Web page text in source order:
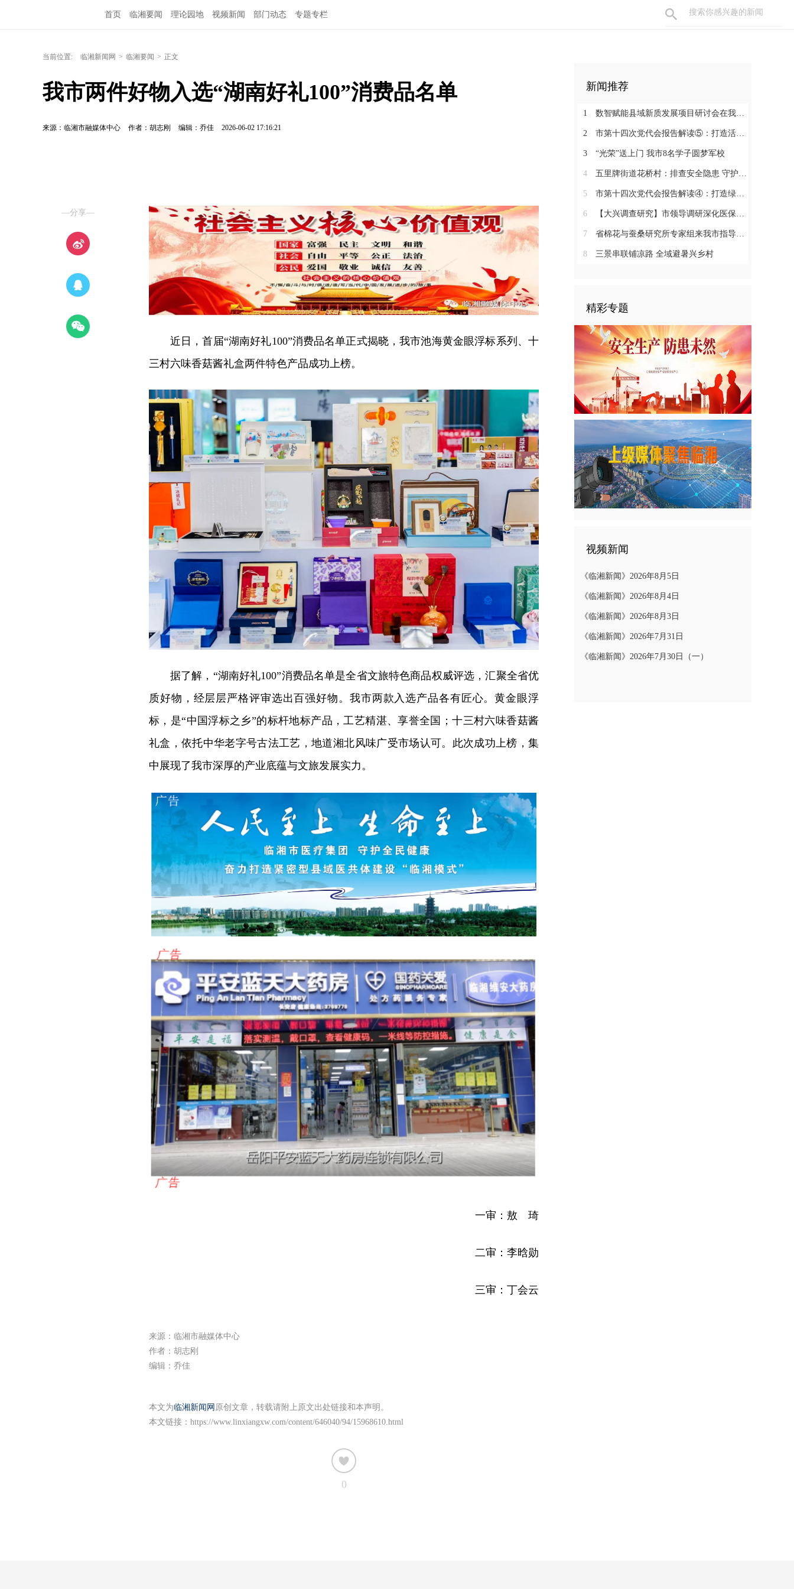
首页 临湘要闻 理论园地 视频新闻 部门动态 专题专栏
当前位置: 临湘新闻网 > 临湘要闻 > 正文
我市两件好物入选“湖南好礼100”消费品名单
来源：临湘市融媒体中心 作者：胡志刚 编辑：乔佳 2026-06-02 17:16:21
—分享—
近日，首届“湖南好礼100”消费品名单正式揭晓，我市池海黄金眼浮标系列、十
三村六味香菇酱礼盒两件特色产品成功上榜。
据了解，“湖南好礼100”消费品名单是全省文旅特色商品权威评选，汇聚全省优
质好物，经层层严格评审选出百强好物。我市两款入选产品各有匠心。黄金眼浮
标，是“中国浮标之乡”的标杆地标产品，工艺精湛、享誉全国；十三村六味香菇酱
礼盒，依托中华老字号古法工艺，地道湘北风味广受市场认可。此次成功上榜，集
中展现了我市深厚的产业底蕴与文旅发展实力。
一审：敖 琦
二审：李晗勋
三审：丁会云
来源：临湘市融媒体中心
作者：胡志刚
编辑：乔佳
本文为临湘新闻网 原创文章，转载请附上原文出处链接和本声明。
本文链接： https://www.linxiangxw.com/content/646040/94/15968610.html
0
新闻推荐
1 数智赋能县域新质发展项目研讨会在我市召开 刘琦出席
2 市第十四次党代会报告解读⑤：打造活力临湘 建设湘北改革开放前沿区
3 “光荣”送上门 我市8名学子圆梦军校
4 五里牌街道花桥村：排查安全隐患 守护暑期平安
5 市第十四次党代会报告解读④：打造绿色临湘 建设滨江绿色生态屏障区
6 【大兴调查研究】市领导调研深化医保基金管理突出问题整治工作
7 省棉花与蚕桑研究所专家组来我市指导棉花技术推广工作
8 三景串联铺凉路 全域避暑兴乡村
精彩专题
视频新闻
《临湘新闻》2026年8月5日
《临湘新闻》2026年8月4日
《临湘新闻》2026年8月3日
《临湘新闻》2026年7月31日
《临湘新闻》2026年7月30日（一）